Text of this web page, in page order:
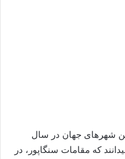
شهرهای جهان در سال
که مقامات سنگاپور، در